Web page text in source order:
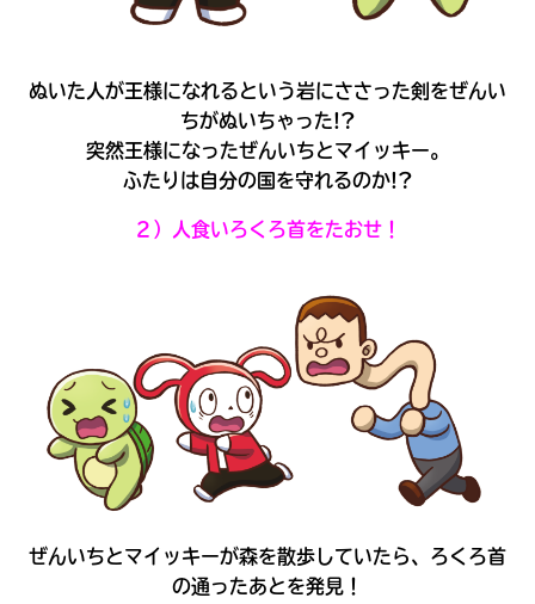
ぬいた人が王様になれるという岩にささった剣をぜんい
ちがぬいちゃった!?
突然王様になったぜんいちとマイッキー。
ふたりは自分の国を守れるのか!?
２）人食いろくろ首をたおせ！
ぜんいちとマイッキーが森を散歩していたら、ろくろ首
の通ったあとを発見！